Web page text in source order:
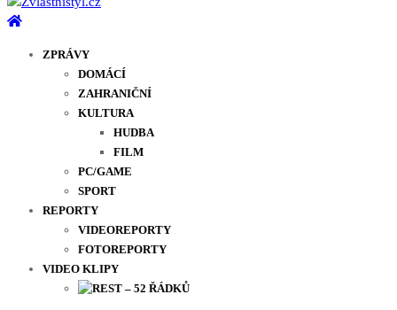
ZPRÁVY
DOMÁCÍ
ZAHRANIČNÍ
KULTURA
HUDBA
FILM
PC/GAME
SPORT
REPORTY
VIDEOREPORTY
FOTOREPORTY
VIDEO KLIPY